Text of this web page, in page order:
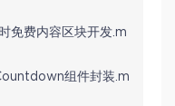
免费内容区块开发.m
组件封装.m